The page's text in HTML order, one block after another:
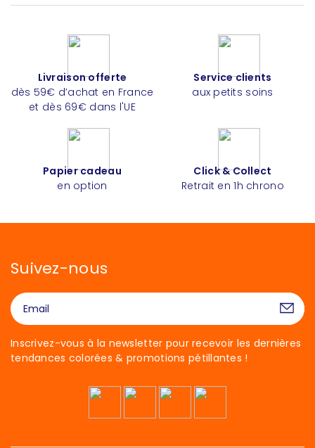
Livraison offerte
dès 59€ d’achat en France
et dès 69€ dans l'UE
Service clients
aux petits soins
Papier cadeau
en option
Click & Collect
Retrait en 1h chrono
Suivez-nous
Inscrivez-vous à la newsletter pour recevoir les dernières
tendances colorées & promotions pétillantes !